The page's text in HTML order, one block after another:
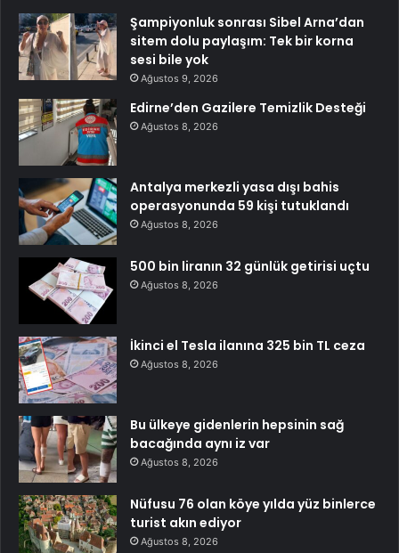
Şampiyonluk sonrası Sibel Arna’dan
sitem dolu paylaşım: Tek bir korna
sesi bile yok
Ağustos 9, 2026
Edirne’den Gazilere Temizlik Desteği
Ağustos 8, 2026
Antalya merkezli yasa dışı bahis
operasyonunda 59 kişi tutuklandı
Ağustos 8, 2026
500 bin liranın 32 günlük getirisi uçtu
Ağustos 8, 2026
İkinci el Tesla ilanına 325 bin TL ceza
Ağustos 8, 2026
Bu ülkeye gidenlerin hepsinin sağ
bacağında aynı iz var
Ağustos 8, 2026
Nüfusu 76 olan köye yılda yüz binlerce
turist akın ediyor
Ağustos 8, 2026